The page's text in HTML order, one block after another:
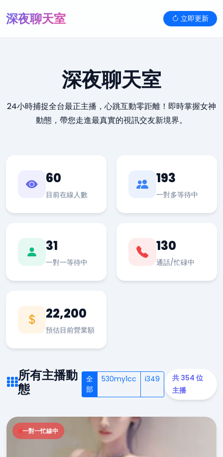
深夜聊天室 立即更新
深夜聊天室
24小時捕捉全台最正主播，心跳互動零距離！即時掌握女神
動態，帶您走進最真實的視訊交友新境界。
60
目前在線人數
193
一對多等待中
31
一對一等待中
130
通話/忙碌中
22,200
預估目前營業額
所有主播動
態
全
部
530my1cc i349
共 354 位
主播
一對一忙線中